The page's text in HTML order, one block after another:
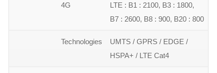
4G
LTE : B1 : 2100, B3 : 1800,
B7 : 2600, B8 : 900, B20 : 800
Technologies
UMTS / GPRS / EDGE /
HSPA+ / LTE Cat4